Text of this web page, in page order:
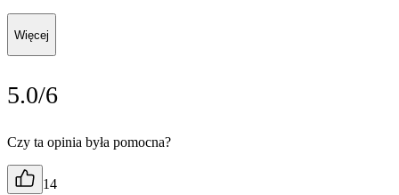
Więcej
5.0/6
Czy ta opinia była pomocna?
14